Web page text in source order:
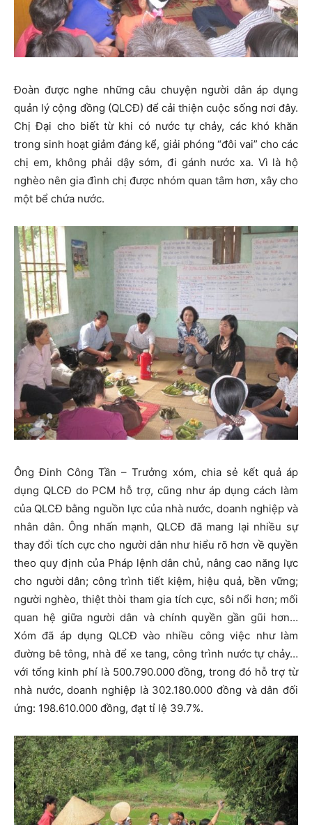
Đoàn được nghe những câu chuyện người dân áp dụng
quản lý cộng đồng (QLCĐ) để cải thiện cuộc sống nơi đây.
Chị Đại cho biết từ khi có nước tự chảy, các khó khăn
trong sinh hoạt giảm đáng kể, giải phóng “đôi vai” cho các
chị em, không phải dậy sớm, đi gánh nước xa. Vì là hộ
nghèo nên gia đình chị được nhóm quan tâm hơn, xây cho
một bể chứa nước.
Ông Đinh Công Tần – Trưởng xóm, chia sẻ kết quả áp
dụng QLCĐ do PCM hỗ trợ, cũng như áp dụng cách làm
của QLCĐ bằng nguồn lực của nhà nước, doanh nghiệp và
nhân dân. Ông nhấn mạnh, QLCĐ đã mang lại nhiều sự
thay đổi tích cực cho người dân như hiểu rõ hơn về quyền
theo quy định của Pháp lệnh dân chủ, nâng cao năng lực
cho người dân; công trình tiết kiệm, hiệu quả, bền vững;
người nghèo, thiệt thòi tham gia tích cực, sôi nổi hơn; mối
quan hệ giữa người dân và chính quyền gần gũi hơn…
Xóm đã áp dụng QLCĐ vào nhiều công việc như làm
đường bê tông, nhà để xe tang, công trình nước tự chảy…
với tổng kinh phí là 500.790.000 đồng, trong đó hỗ trợ từ
nhà nước, doanh nghiệp là 302.180.000 đồng và dân đối
ứng: 198.610.000 đồng, đạt tỉ lệ 39.7%.